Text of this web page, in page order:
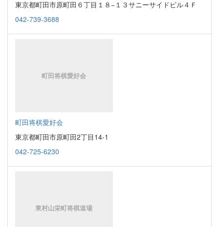
東京都町田市原町田６丁目１８−１３サニーサイドビル４Ｆ
042-739-3688
町田将棋愛好会
東京都町田市原町田2丁目14-1
042-725-6230